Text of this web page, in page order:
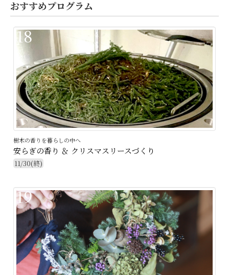
おすすめプログラム
18
樹木の香りを暮らしの中へ
安らぎの香り ＆ クリスマスリースづくり
11/30(終)
19